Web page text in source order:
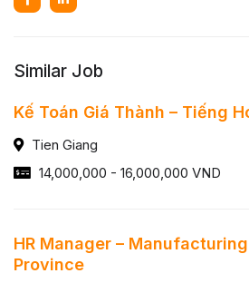
Similar Job
Kế Toán Giá Thành – Tiếng
Tien Giang
14,000,000 - 16,000,000 VND
HR Manager –
Province